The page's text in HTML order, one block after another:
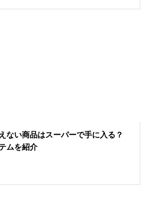
ない商品はスーパーで手に入る？
ムを紹介